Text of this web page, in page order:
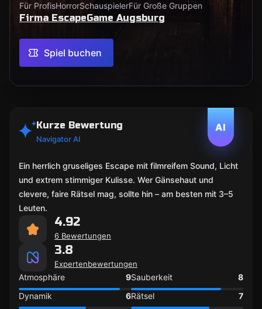
Für ProfisHorrorSchauspielerFür Große Gruppen
Firma EscapeGame Augsburg
Spiel buchen
AI
Kurze Bewertung
Navigator AI
Ein herrlich gruseliges Escape mit filmreifem Sound, Licht
und extrem stimmiger Kulisse. Wer Gänsehaut und
clevere, faire Rätsel mag, sollte hin – am besten mit 3–5
Leuten.
4.92
6 Bewertungen
3.8
Expertenbewertungen
Atmosphäre 9Sauberkeit
8
Dynamik
6Rätsel
7